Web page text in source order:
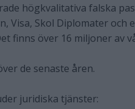
högkvalitativa falska
Visa, Skol Diplomater
finns över 16 miljoner av
de senaste åren.
juridiska tjänster: